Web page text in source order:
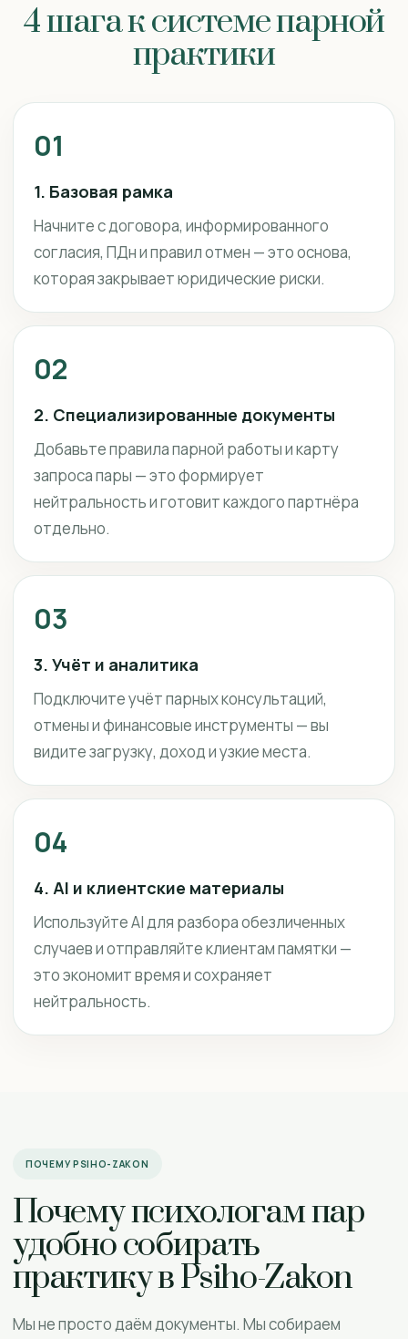
4 шага к системе парной
практики
01
1. Базовая рамка
Начните с договора, информированного
согласия, ПДн и правил отмен — это основа,
которая закрывает юридические риски.
02
2. Специализированные документы
Добавьте правила парной работы и карту
запроса пары — это формирует
нейтральность и готовит каждого партнёра
отдельно.
03
3. Учёт и аналитика
Подключите учёт парных консультаций,
отмены и финансовые инструменты — вы
видите загрузку, доход и узкие места.
04
4. AI и клиентские материалы
Используйте AI для разбора обезличенных
случаев и отправляйте клиентам памятки —
это экономит время и сохраняет
нейтральность.
ПОЧЕМУ PSIHO-ZAKON
Почему психологам пар
удобно собирать
практику в Psiho-Zakon
Мы не просто даём документы. Мы собираем